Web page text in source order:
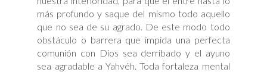
más profundo y saque del mismo todo aquello
que no sea de su agrado. De este modo todo
obstáculo o barrera que impida una perfecta
comunión con Dios sea derribado y el ayuno
sea agradable a Yahvéh. Toda fortaleza mental